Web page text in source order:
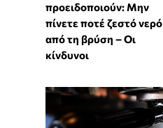
προειδοποιούν: Μην
πίνετε ποτέ ζεστό νερό
από τη βρύση – Οι
κίνδυνοι